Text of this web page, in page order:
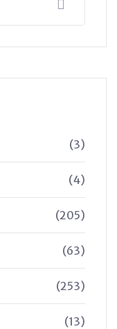
(3)
(4)
(205)
(63)
(253)
(13)